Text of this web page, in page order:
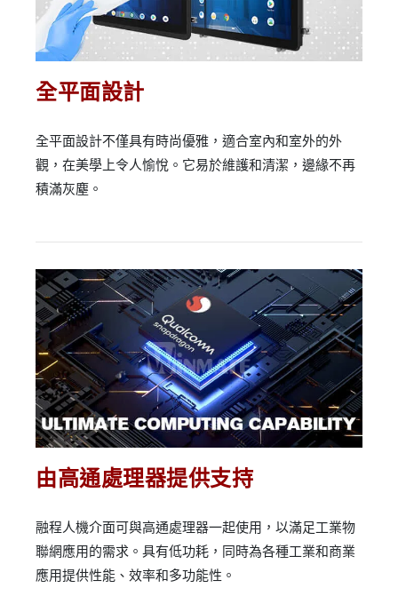
全平面設計
全平面設計不僅具有時尚優雅，適合室內和室外的外
觀，在美學上令人愉悅。它易於維護和清潔，邊緣不再
積滿灰塵。
由高通處理器提供支持
融程人機介面可與高通處理器一起使用，以滿足工業物
聯網應用的需求。具有低功耗，同時為各種工業和商業
應用提供性能、效率和多功能性。